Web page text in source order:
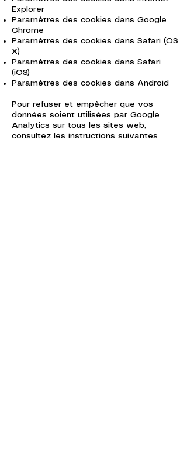
Explorer
Paramètres des cookies dans Google
Chrome
Paramètres des cookies dans Safari (OS
X)
Paramètres des cookies dans Safari
(iOS)
Paramètres des cookies dans Android
Pour refuser et empêcher que vos
données soient utilisées par Google
Analytics sur tous les sites web,
consultez les instructions suivantes